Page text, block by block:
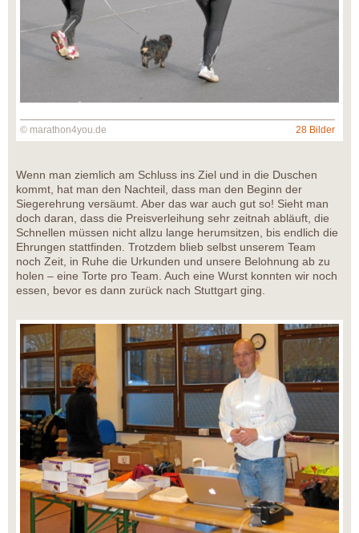
© marathon4you.de 28 Bilder
Wenn man ziemlich am Schluss ins Ziel und in die Duschen
kommt, hat man den Nachteil, dass man den Beginn der
Siegerehrung versäumt. Aber das war auch gut so! Sieht man
doch daran, dass die Preisverleihung sehr zeitnah abläuft, die
Schnellen müssen nicht allzu lange herumsitzen, bis endlich die
Ehrungen stattfinden. Trotzdem blieb selbst unserem Team
noch Zeit, in Ruhe die Urkunden und unsere Belohnung ab zu
holen – eine Torte pro Team. Auch eine Wurst konnten wir noch
essen, bevor es dann zurück nach Stuttgart ging.